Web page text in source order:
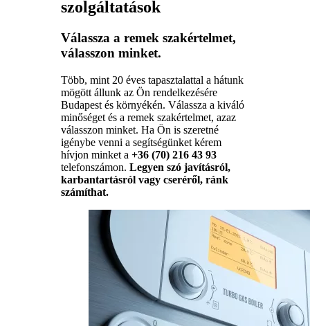
szolgáltatások
Válassza a remek szakértelmet,
válasszon minket.
Több, mint 20 éves tapasztalattal a hátunk
mögött állunk az Ön rendelkezésére
Budapest és környékén. Válassza a kiváló
minőséget és a remek szakértelmet, azaz
válasszon minket. Ha Ön is szeretné
igénybe venni a segítségünket kérem
hívjon minket a +36 (70) 216 43 93
telefonszámon. Legyen szó javításról,
karbantartásról vagy cseréről, ránk
számíthat.